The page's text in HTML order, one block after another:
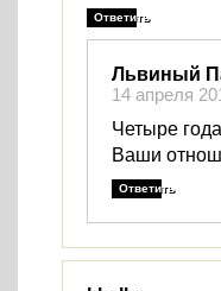
Ответить
Львиный
14 апреля
Четыре
Ваши
Ответить